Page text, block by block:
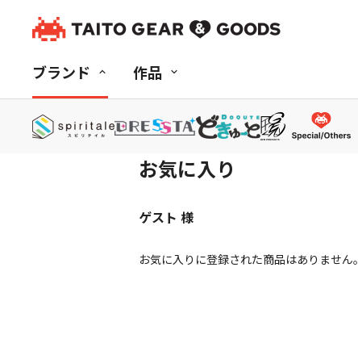
ブランド 作品
ホーム > お気に入り
お気に入り
ゲスト 様
お気に入りに登録された商品はありません。